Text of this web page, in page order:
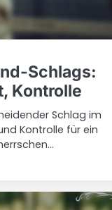
Schlags:
Kontrolle
Schlag im
Kontrolle für ein